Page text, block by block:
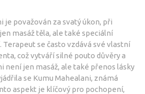
je považován za svatý úkon, při
masáž těla, ale také speciální
se často vzdává své vlastní
což vytváří silné pouto důvěry a
není jen masáž, ale také přenos lásky
se Kumu Mahealani, známá
aspekt je klíčový pro pochopení,